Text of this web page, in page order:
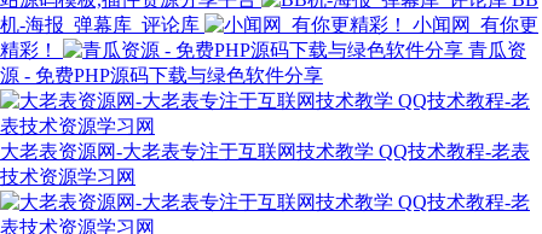
机-海报_弹幕库_评论库
小闻网_有你更
精彩！
青瓜资
源 - 免费PHP源码下载与绿色软件分享
大老表资源网-大老表专注于互联网技术教学 QQ技术教程-老表
技术资源学习网